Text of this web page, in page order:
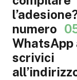
numero
WhatsApp
scrivici